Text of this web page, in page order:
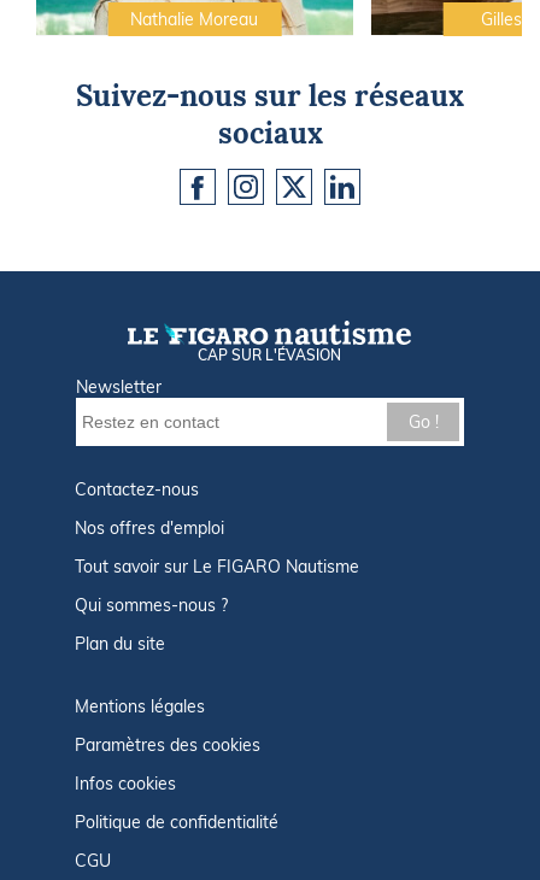
Nathalie Moreau Gilles
Suivez-nous sur les réseaux
sociaux
CAP SUR L'ÉVASION
Newsletter
Go !
Contactez-nous
Nos offres d'emploi
Tout savoir sur Le FIGARO Nautisme
Qui sommes-nous ?
Plan du site
Mentions légales
Paramètres des cookies
Infos cookies
Politique de confidentialité
CGU